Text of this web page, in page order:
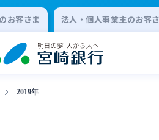
お客さま 法人・個人事業主のお客
2019年